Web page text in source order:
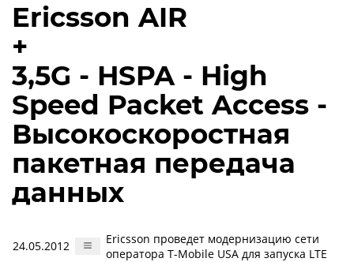
Ericsson AIR
+
3,5G - HSPA - High
Speed Packet Access -
Высокоскоростная
пакетная передача
данных
24.05.2012
Ericsson проведет модернизацию сети
оператора T-Mobile USA для запуска LTE